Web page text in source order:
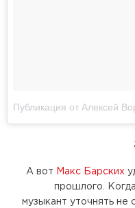
Публикация от Алексей
А вот Макс Барских
прошлого.
музыкант уточнять не